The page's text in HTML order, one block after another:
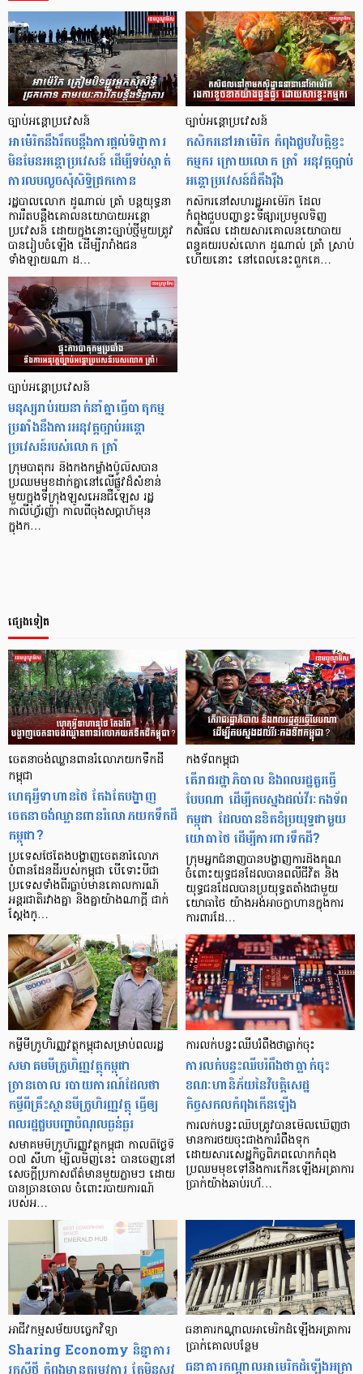
ច្បាប់អន្តោប្រវេសន៍
អាម៉េរិកនឹងរឹតបន្តឹងការផ្តល់ទិដ្ឋាការ
មិនមែនអន្តោប្រវេសន៍ ដើម្បីទប់ស្កាត់
ការលបលួចសុំសិទ្ធិជ្រកកោន
រដ្ឋបាលលោក ដូណាល់ ត្រាំ បន្តយុទ្ធនា
ការរឹតបន្តឹងគោលនយោបាយអន្តោ
ប្រវេសន៍ ដោយក្នុងនោះច្បាប់ថ្មីមួយត្រូវ
បានរៀបចំឡើង ដើម្បីរារាំងជន
ទាំងឡាយណា ដ…
ច្បាប់អន្តោប្រវេសន៍
កសិករនៅអាម៉េរិក កំពុងជួបវិបត្តិខ្វះ
កម្មករ ក្រោយលោក ត្រាំ អនុវត្តច្បាប់
អន្តោប្រវេសន៍ដ៏តឹងរ៉ឺង
កសិករនៅសហរដ្ឋអាម៉េរិក ដែល
កំពុងជួបបញ្ហាខ្វះទីផ្សារប្រមូលទិញ
កសិផល ដោយសារគោលនយោបាយ
ពន្ធគយរបស់លោក ដូណាល់ ត្រាំ ស្រាប់
ហើយនោះ នៅពេលនេះពួកគេ…
ច្បាប់អន្តោប្រវេសន៍
មនុស្សរាប់រយនាក់នាំគ្នាធ្វើបាតុកម្ម
ប្រឆាំងនឹងការអនុវត្តច្បាប់អន្តោ
ប្រវេសន៍របស់លោក ត្រាំ
ក្រុមបាតុករ និងកងកម្លាំងប៉ូលិសបាន
ប្រឈមមុខដាក់គ្នានៅលើផ្លូវដ៏សំខាន់
មួយក្នុងទីក្រុងឡូសអេនជឺឡេស រដ្ឋ
កាលីហ្វ័រញ៉ា កាលពីចុងសប្តាហ៍មុន
ក្នុងក…
ផ្សេងទៀត
ចេតនាចង់ឈ្លានពានរំលោភយកទឹកដី
កម្ពុជា
ហេតុអ្វីទាហានថៃ តែងតែបង្ហាញ
ចេតនាចង់ឈ្លានពានរំលោភយកទឹកដី
កម្ពុជា?
ប្រទេសថៃតែងបង្ហាញចេតនារំលោភ
បំពានដែនដីរបស់កម្ពុជា បើទោះបីជា
ប្រទេសទាំងពីរធ្លាប់មានគោលការណ៍
អន្តរជាតិរវាងគ្នា និងគ្នាយ៉ាងណាក្ដី ជាក់
ស្ដែងក្…
កងទ័ពកម្ពុជា
តើរាជរដ្ឋាភិបាល និងពលរដ្ឋគួរធ្វើ
បែបណា ដើម្បីតបស្នងដល់វីរៈកងទ័ព
កម្ពុជា ដែលបានខិតខំប្រយុទ្ធជាមួយ
យោធាថៃ ដើម្បីការពារទឹកដី?
ក្រុមអ្នកជំនាញបានបង្ហាញការដឹងគុណ
ចំពោះយុទ្ធជនដែលបានពលីជីវិត និង
យុទ្ធជនដែលបានប្រយុទ្ធតតាំងជាមួយ
យោធាថៃ យ៉ាងអង់អាចក្លាហានក្នុងការ
ការពារដែ…
កម្ចី​មីក្រូ​ហិរញ្ញវត្ថុ​កម្ពុជា​សម្រាប់ពលរដ្ឋ
សមាគមមីក្រូហិញ្ញវត្ថុកម្ពុជា
ច្រានចោល របាយការណ៍ដែលថា
កម្ចីពីគ្រឹះស្ថានមីក្រូហិរញ្ញវត្ថុ ធ្វើឲ្យ
ពលរដ្ឋជួប​​បញ្ហា​​បំណុល​ធ្ងន់ធ្ងរ
សមាគមមីក្រូហិរញ្ញវត្ថុកម្ពុជា កាលពីថ្ងៃទី
០៧ សីហា ម្សិលមិញនេះ បានចេញនៅ
សេចក្ដីប្រកាសព័ត៌មានមួយភ្លាមៗ ដោយ
បានច្រានចោល ចំពោះរបាយការណ៍
របស់អ…
ការលក់បន្ទះឈីបរំពឹងថាធ្លាក់ចុះ
ការលក់បន្ទះឈីបរំពឹងថាធ្លាក់ចុះ
ខណៈហានិភ័យនៃវិបត្តិសេដ្ឋ
កិច្ចសកលកំពុងកើនឡើង
ការលក់បន្ទះឈីបត្រូវបានមើលឃើញថា
មានការថយចុះជាងការរំពឹងទុក
ដោយសារសេដ្ឋកិច្ចពិភពលោកកំពុង
ប្រឈមមុខទៅនឹងការកើនឡើងអត្រាការ
ប្រាក់យ៉ាងឆាប់រហ័…
អាជីវកម្ម​សម័យ​បច្ចេកវិទ្យា
Sharing Economy និន្នាការ​
ធនាគារកណ្តាលអាមេរិកដំឡើងអត្រាការ
ប្រាក់គោលបន្ថែម
ធនាគារកណ្តាលអាមេរិកដំឡើងអត្រា